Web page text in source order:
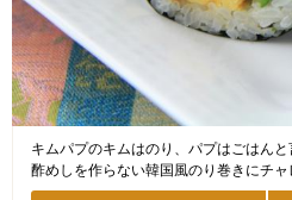
キムパプのキムはのり、パプはごはんと
酢めしを作らない韓国風のり巻きにチャ